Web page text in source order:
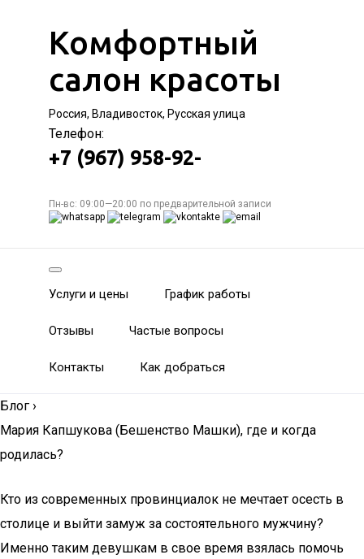
Комфортный
салон красоты
Россия, Владивосток, Русская улица
Телефон:
+7 (967) 958-92-
Пн-вс: 09:00—20:00 по предварительной записи
Услуги и цены График работы
Отзывы Частые вопросы
Контакты Как добраться
Блог ›
Мария Капшукова (Бешенство Машки), где и когда
родилась?
Кто из современных провинциалок не мечтает осесть в
столице и выйти замуж за состоятельного мужчину?
Именно таким девушкам в свое время взялась помочь